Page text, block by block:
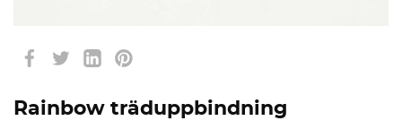
Rainbow träduppbindning